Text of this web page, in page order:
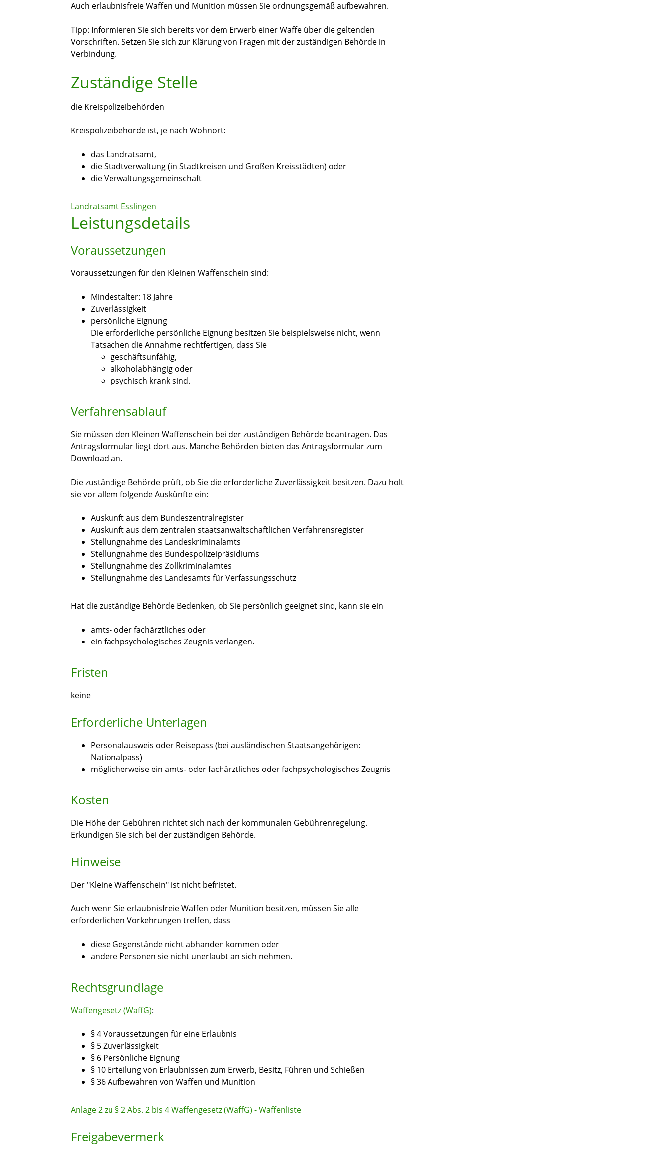
Auch erlaubnisfreie Waffen und Munition müssen Sie ordnungsgemäß aufbewahren.
Tipp: Informieren Sie sich bereits vor dem Erwerb einer Waffe über die geltenden
Vorschriften. Setzen Sie sich zur Klärung von Fragen mit der zuständigen Behörde in
Verbindung.
Zuständige Stelle
die Kreispolizeibehörden
Kreispolizeibehörde ist, je nach Wohnort:
das Landratsamt,
die Stadtverwaltung (in Stadtkreisen und Großen Kreisstädten) oder
die Verwaltungsgemeinschaft
Landratsamt Esslingen
Leistungsdetails
Voraussetzungen
Voraussetzungen für den Kleinen Waffenschein sind:
Mindestalter: 18 Jahre
Zuverlässigkeit
persönliche Eignung
Die erforderliche persönliche Eignung besitzen Sie beispielsweise nicht, wenn
Tatsachen die Annahme rechtfertigen, dass Sie
geschäftsunfähig,
alkoholabhängig oder
psychisch krank sind.
Verfahrensablauf
Sie müssen den Kleinen Waffenschein bei der zuständigen Behörde beantragen. Das
Antragsformular liegt dort aus. Manche Behörden bieten das Antragsformular zum
Download an.
Die zuständige Behörde prüft, ob Sie die erforderlicheZuverlässigkeit besitzen. Dazu holt
sie vor allem folgende Auskünfte ein:
Auskunft aus dem Bundeszentralregister
Auskunft aus dem zentralen staatsanwaltschaftlichen Verfahrensregister
Stellungnahme des Landeskriminalamts
Stellungnahme des Bundespolizeipräsidiums
Stellungnahme des Zollkriminalamtes
Stellungnahme des Landesamts für Verfassungsschutz
Hat die zuständige Behörde Bedenken, ob Sie persönlich geeignet sind, kann sie ein
amts- oder fachärztliches oder
ein fachpsychologisches Zeugnis verlangen.
Fristen
keine
Erforderliche Unterlagen
Personalausweis oder Reisepass (bei ausländischen Staatsangehörigen:
Nationalpass)
möglicherweise ein amts- oder fachärztliches oder fachpsychologisches Zeugnis
Kosten
Die Höhe der Gebühren richtet sich nach der kommunalen Gebührenregelung.
Erkundigen Sie sich bei der zuständigen Behörde.
Hinweise
Der "Kleine Waffenschein" ist nicht befristet.
Auch wenn Sie erlaubnisfreie Waffen oder Munition besitzen, müssen Sie alle
erforderlichen Vorkehrungen treffen, dass
diese Gegenstände nicht abhanden kommen oder
andere Personen sie nicht unerlaubt an sich nehmen.
Rechtsgrundlage
Waffengesetz (WaffG):
§ 4Voraussetzungen für eine Erlaubnis
§ 5Zuverlässigkeit
§ 6 Persönliche Eignung
§ 10 Erteilung von Erlaubnissen zum Erwerb, Besitz, Führen und Schießen
§ 36Aufbewahren von Waffen und Munition
Anlage 2 zu § 2 Abs. 2 bis 4 Waffengesetz (WaffG) - Waffenliste
Freigabevermerk